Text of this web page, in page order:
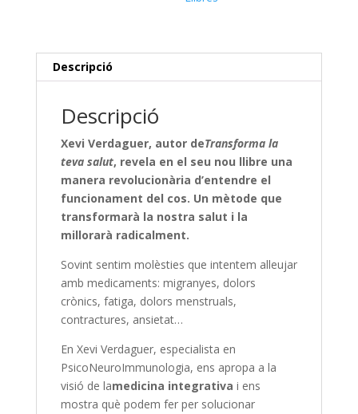
Descripció
Descripció
Xevi Verdaguer, autor deTransforma la
teva salut, revela en el seu nou llibre una
manera revolucionària d’entendre el
funcionament del cos. Un mètode que
transformarà la nostra salut i la
millorarà radicalment.
Sovint sentim molèsties que intentem alleujar
amb medicaments: migranyes, dolors
crònics, fatiga, dolors menstruals,
contractures, ansietat…
En Xevi Verdaguer, especialista en
PsicoNeuroImmunologia, ens apropa a la
visió de lamedicina integrativa i ens
mostra què podem fer per solucionar